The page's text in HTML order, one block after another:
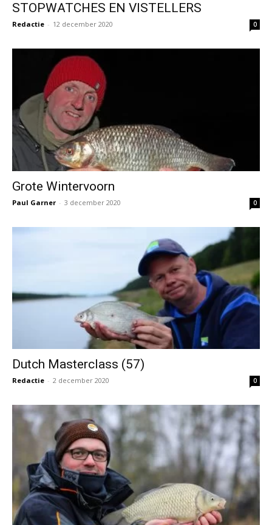
STOPWATCHES EN VISTELLERS
Redactie - 12 december 2020 0
Grote Wintervoorn
Paul Garner - 3 december 2020 0
Dutch Masterclass (57)
Redactie - 2 december 2020 0